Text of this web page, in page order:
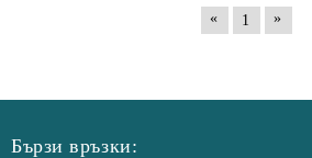
«
1 »
Бързи връзки: